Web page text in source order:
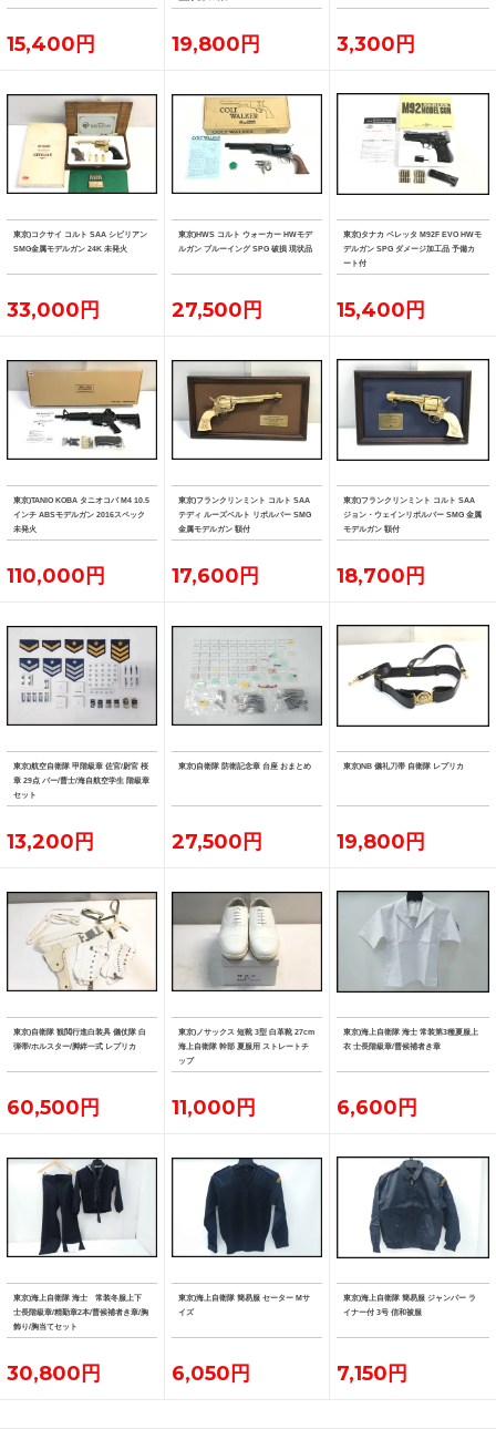
15,400円 19,800円 3,300円
東京)コクサイ コルト SAA シビリアン
SMG金属モデルガン 24K 未発火
33,000円
東京)HWS コルト ウォーカー HWモデ
ルガン ブルーイング SPG 破損 現状品
27,500円
東京)タナカ ベレッタ M92F EVO HWモ
デルガン SPG ダメージ加工品 予備カ
ート付
15,400円
東京)TANIO KOBA タニオコバ M4 10.5
インチ ABSモデルガン 2016スペック
未発火
110,000円
東京)フランクリンミント コルト SAA
テディ ルーズベルト リボルバー SMG
金属モデルガン 額付
17,600円
東京)フランクリンミント コルト SAA
ジョン・ウェインリボルバー SMG 金属
モデルガン 額付
18,700円
東京)航空自衛隊 甲階級章 佐官/尉官 桜
章 29点 バー/曹士/海自航空学生 階級章
セット
13,200円
東京)自衛隊 防衛記念章 台座 おまとめ
27,500円
東京)NB 儀礼刀帯 自衛隊 レプリカ
19,800円
東京)自衛隊 観閲行進白装具 儀仗隊 白
弾帯/ホルスター/脚絆一式 レプリカ
60,500円
東京)ノサックス 短靴 3型 白革靴 27cm
海上自衛隊 幹部 夏服用 ストレートチ
ップ
11,000円
東京)海上自衛隊 海士 常装第3種夏服上
衣 士長階級章/曹候補者き章
6,600円
東京)海上自衛隊 海士 常装冬服上下
士長階級章/精勤章2本/曹候補者き章/胸
飾り/胸当てセット
30,800円
東京)海上自衛隊 簡易服 セーター Mサ
イズ
6,050円
東京)海上自衛隊 簡易服 ジャンパー ラ
イナー付 3号 信和被服
7,150円